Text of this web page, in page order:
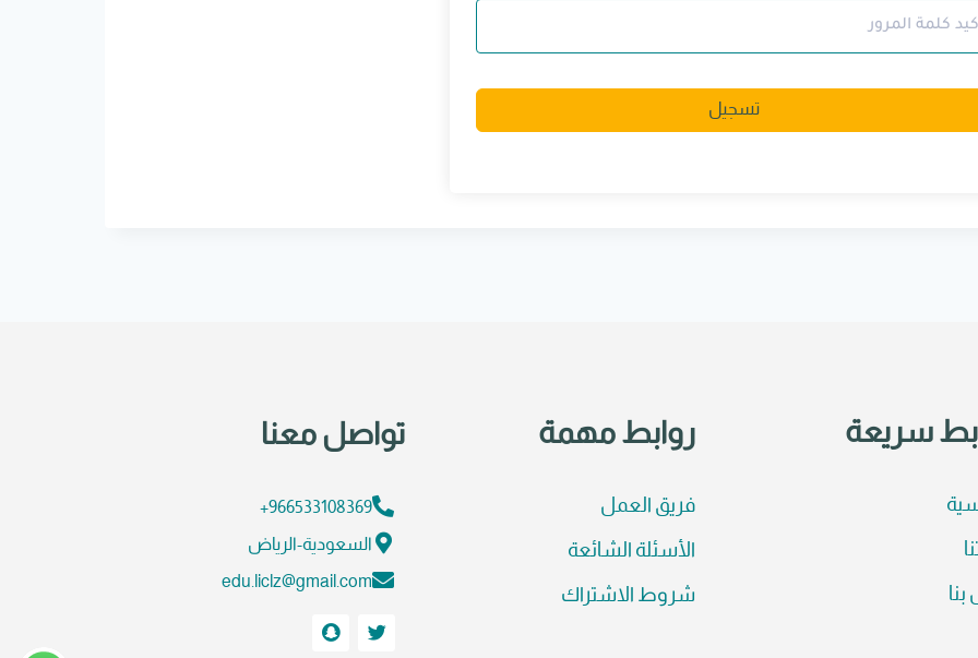
تسجيل
سريعة
بنا
روابط مهمة
فريق العمل
الأسئلة الشائعة
شروط الاشتراك
تواصل معنا
966533108369+
السعودية-الرياض
edu.liclz@gmail.com